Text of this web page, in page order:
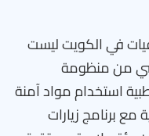
في الكويت ليست
من منظومة
استخدام مواد آمنة
برنامج زيارات